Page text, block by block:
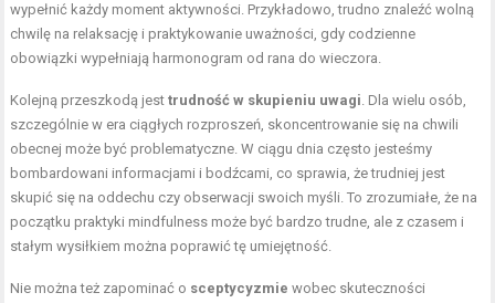
wypełnić każdy moment aktywności. Przykładowo, trudno znaleźć wolną
chwilę na relaksację i praktykowanie uważności, gdy codzienne
obowiązki wypełniają harmonogram od rana do wieczora.
Kolejną przeszkodą jesttrudność w skupieniu uwagi. Dla wielu osób,
szczególnie w era ciągłych rozproszeń, skoncentrowanie się na chwili
obecnej może być problematyczne. W ciągu dnia często jesteśmy
bombardowani informacjami i bodźcami, co sprawia, że trudniej jest
skupić się na oddechu czy obserwacji swoich myśli. To zrozumiałe, że na
początku praktyki mindfulness może być bardzo trudne, ale z czasem i
stałym wysiłkiem można poprawić tę umiejętność.
Nie można też zapominać o sceptycyzmie wobec skuteczności